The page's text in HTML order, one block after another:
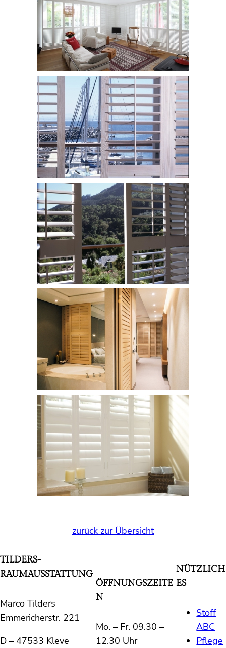
zurück zur Übersicht
TILDERS-
RAUMAUSSTATTUNG
Marco Tilders
Emmericherstr. 221
D – 47533 Kleve
ÖFFNUNGSZEITE
N
Mo. – Fr. 09.30 –
12.30 Uhr
NÜTZLICH
ES
Stoff
ABC
Pflege